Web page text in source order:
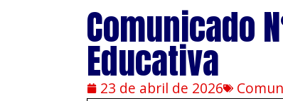
Comunicado
Educativa
23 de abril de 2026